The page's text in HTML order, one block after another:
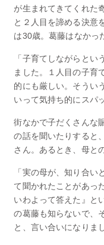
が生まれてきてくれた
と２人目を諦める決意
は30歳。葛藤はなかっ
「子育てしながらとい
ました。１人目の子育
的にも厳しい。そうい
いって気持ち的にスパ
街なかで子だくさんな
の話を聞いたりすると
さん。あるとき、母と
「実の母が、知り合い
て聞かれたことがあっ
いわよって答えた』と
の葛藤も知らないで、
と、言い合いになりま